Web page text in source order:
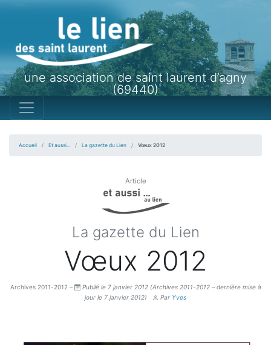
une association de saint laurent d’agny
(69440)
Accueil Et aussi... La gazette du Lien Vœux 2012
Article
La gazette du Lien
Vœux 2012
Archives 2011-2012 – Publié le 7 janvier 2012 (Archives 2011-2012 – dernière mise à
jour le 7 janvier 2012)
Par Yves